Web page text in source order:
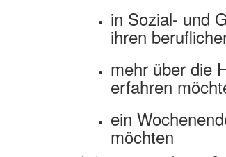
in Sozial- und
ihren
mehr über die
erfahren
ein
möchten